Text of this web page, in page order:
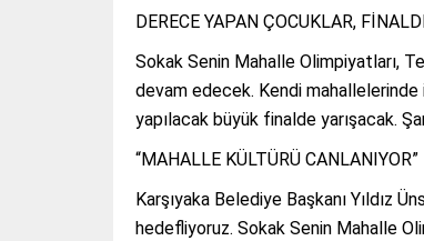
DERECE YAPAN ÇOCUKLAR,
Sokak Senin Mahalle Olimpiyatları,
devam edecek. Kendi mahallelerinde
yapılacak büyük finalde yarışacak.
“MAHALLE KÜLTÜRÜ CANLANIYOR”
Karşıyaka Belediye Başkanı Yıldız
hedefliyoruz. Sokak Senin Mahalle